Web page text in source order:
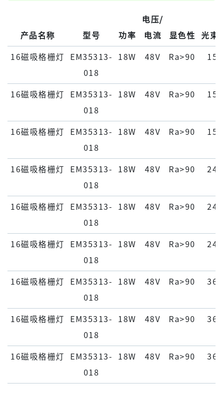
产品名称 型号 功率
电压/
电流
显色性 光束
16磁吸格栅灯
EM35313-
018
18W 48V Ra>90 15°
16磁吸格栅灯
EM35313-
018
18W 48V Ra>90 15°
16磁吸格栅灯
EM35313-
018
18W 48V Ra>90 15°
16磁吸格栅灯
EM35313-
018
18W 48V Ra>90 24°
16磁吸格栅灯
EM35313-
018
18W 48V Ra>90 24°
16磁吸格栅灯
EM35313-
018
18W 48V Ra>90 24°
16磁吸格栅灯
EM35313-
018
18W 48V Ra>90 36°
16磁吸格栅灯
EM35313-
018
18W 48V Ra>90 36°
16磁吸格栅灯
EM35313-
018
18W 48V Ra>90 36°